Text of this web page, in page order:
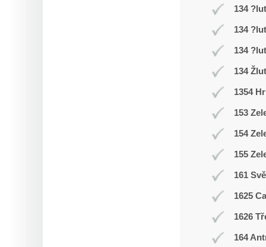
134 ?lut
134 ?lut
134 ?lut
134
1354
153
154
155
161
1625
1626
164